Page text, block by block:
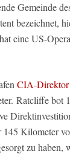
Gemeinde
bezeichnet,
eine US-
CIA-Direktor
Ratcliffe
Kilometer
zu haben,